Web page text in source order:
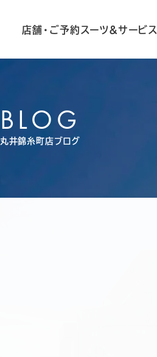
店舗・ご予約 スーツ&サービス
BLOG
丸井錦糸町店ブログ